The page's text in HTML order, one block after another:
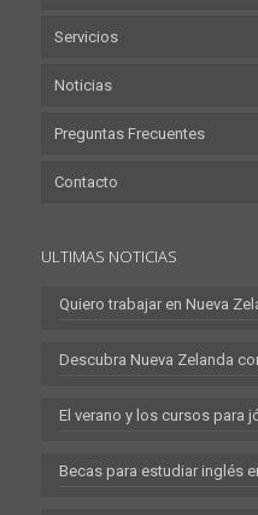
Servicios
Noticias
Preguntas Frecuentes
Contacto
ULTIMAS NOTICIAS
Quiero trabajar en Nueva
Descubra Nueva Zelanda
El verano y los cursos para
Becas para estudiar inglés